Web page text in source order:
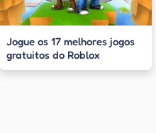
Jogue os 17 melhores jogos
gratuitos do Roblox